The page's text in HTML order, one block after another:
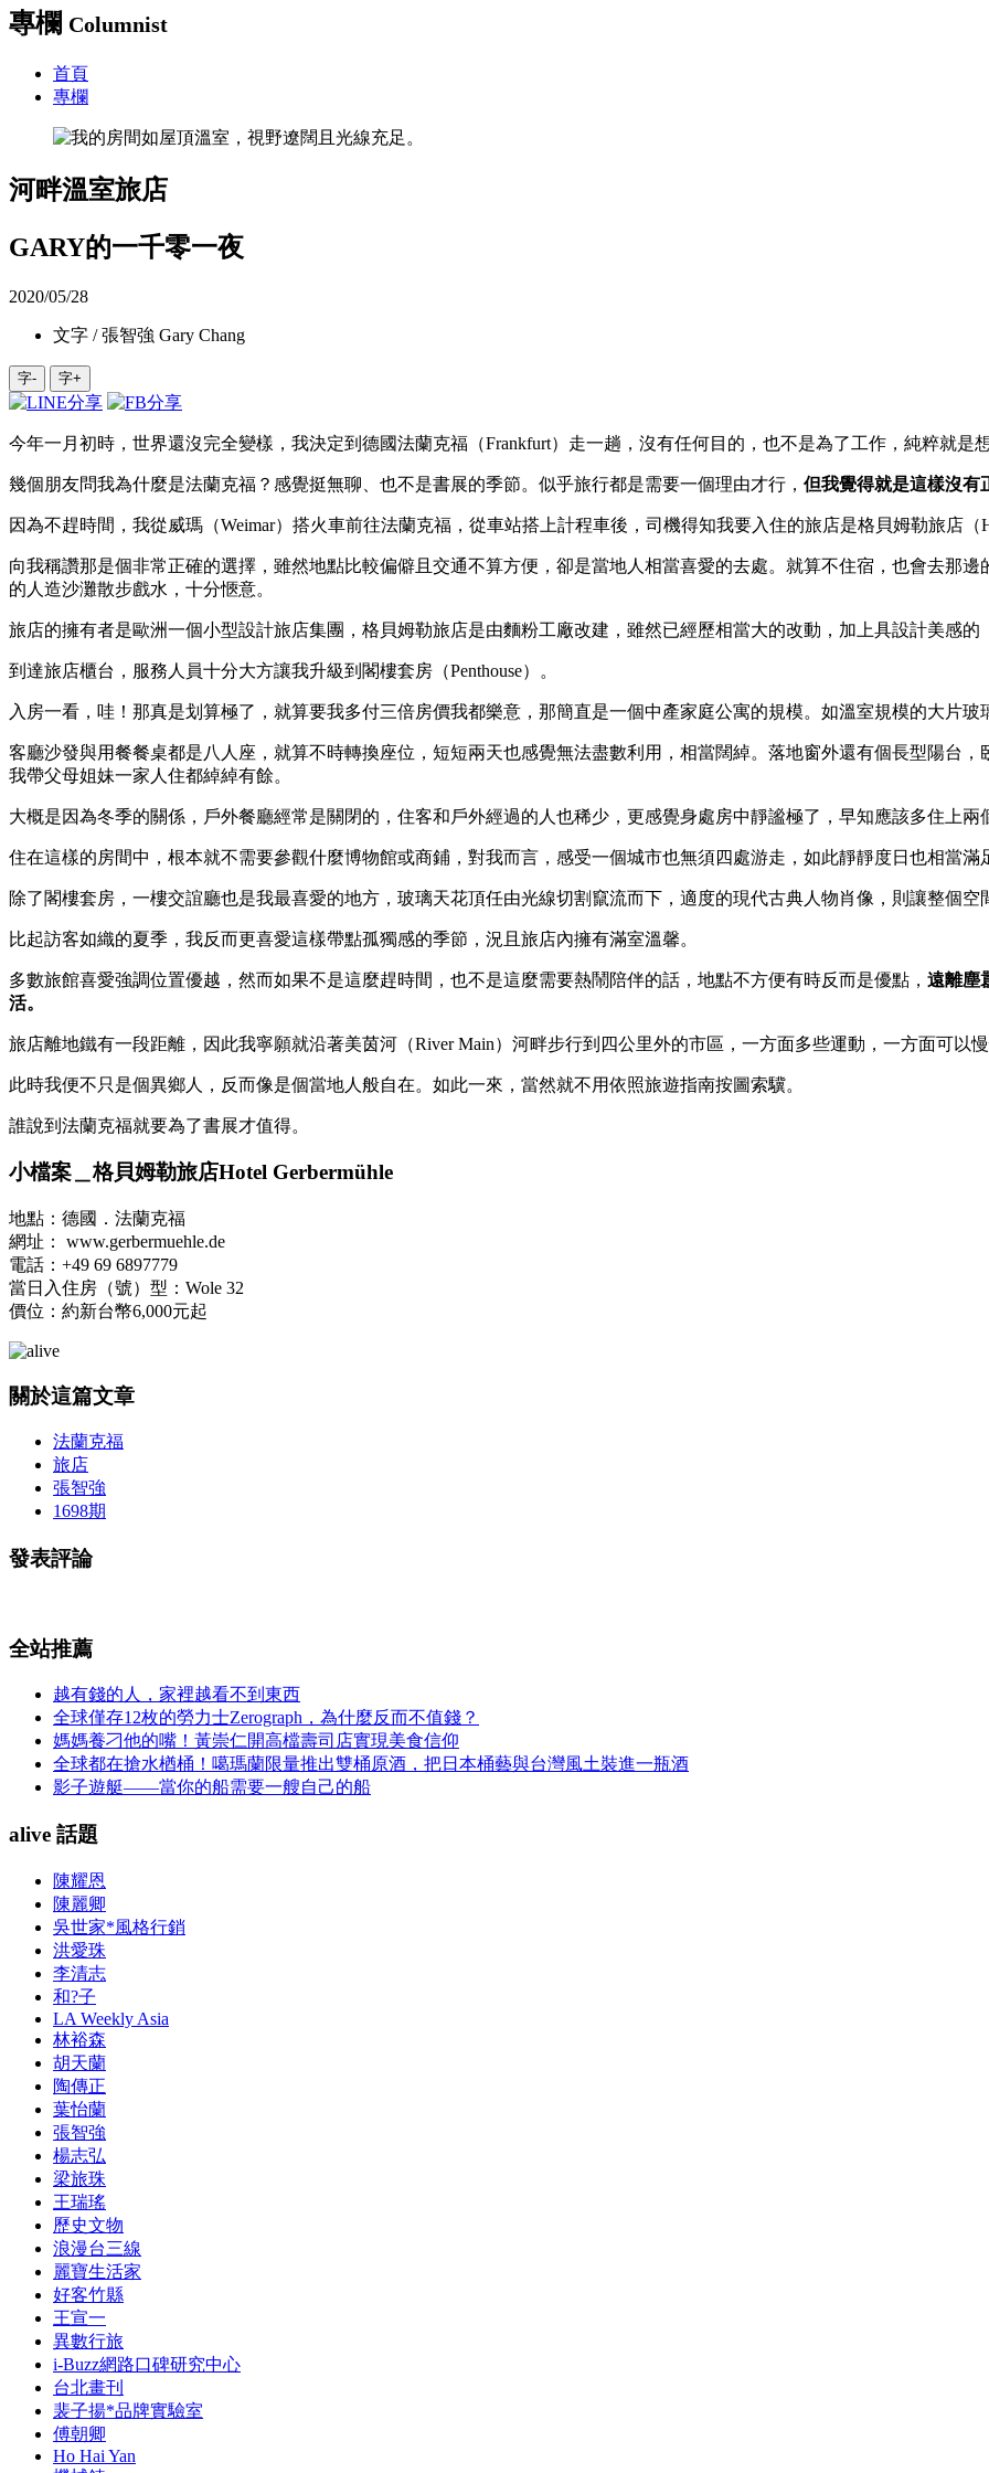
專欄 Columnist
首頁
專欄
河畔溫室旅店
GARY的一千零一夜
2020/05/28
文字 / 張智強 Gary Chang
字- 字+
今年一月初時，世界還沒完全變樣，我決定到德國法蘭克福（Frankfurt）走一趟，沒有任何目的，也不是為了工作，純粹就是
幾個朋友問我為什麼是法蘭克福？感覺挺無聊、也不是書展的季節。似乎旅行都是需要一個理由才行， 但我覺得就是這樣沒有
因為不趕時間，我從威瑪（Weimar）搭火車前往法蘭克福，從車站搭上計程車後，司機得知我要入住的旅店是格貝姆勒旅店（
向我稱讚那是個非常正確的選擇，雖然地點比較偏僻且交通不算方便，卻是當地人相當喜愛的去處。就算不住宿，也會去那
的人造沙灘散步戲水，十分愜意。
旅店的擁有者是歐洲一個小型設計旅店集團，格貝姆勒旅店是由麵粉工廠改建，雖然已經歷相當大的改動，加上具設計美感的
到達旅店櫃台，服務人員十分大方讓我升級到閣樓套房（Penthouse）。
入房一看，哇！那真是划算極了，就算要我多付三倍房價我都樂意，那簡直是一個中產家庭公寓的規模。如溫室規模的大片
客廳沙發與用餐餐桌都是八人座，就算不時轉換座位，短短兩天也感覺無法盡數利用，相當闊綽。落地窗外還有個長型陽台
我帶父母姐妹一家人住都綽綽有餘。
大概是因為冬季的關係，戶外餐廳經常是關閉的，住客和戶外經過的人也稀少，更感覺身處房中靜謐極了，早知應該多住上
住在這樣的房間中，根本就不需要參觀什麼博物館或商鋪，對我而言，感受一個城市也無須四處游走，如此靜靜度日也相當滿
除了閣樓套房，一樓交誼廳也是我最喜愛的地方，玻璃天花頂任由光線切割竄流而下，適度的現代古典人物肖像，則讓整個空
比起訪客如織的夏季，我反而更喜愛這樣帶點孤獨感的季節，況且旅店內擁有滿室溫馨。
多數旅館喜愛強調位置優越，然而如果不是這麼趕時間，也不是這麼需要熱鬧陪伴的話，地點不方便有時反而是優點， 遠離塵
活。
旅店離地鐵有一段距離，因此我寧願就沿著美茵河（River Main）河畔步行到四公里外的市區，一方面多些運動，一方面可以慢
此時我便不只是個異鄉人，反而像是個當地人般自在。如此一來，當然就不用依照旅遊指南按圖索驥。
誰說到法蘭克福就要為了書展才值得。
小檔案＿格貝姆勒旅店Hotel Gerbermühle
地點：德國．法蘭克福
網址： www.gerbermuehle.de
電話：+49 69 6897779
當日入住房（號）型：Wole 32
價位：約新台幣6,000元起
關於這篇文章
法蘭克福
旅店
張智強
1698期
發表評論
全站推薦
越有錢的人，家裡越看不到東西
全球僅存12枚的勞力士Zerograph，為什麼反而不值錢？
媽媽養刁他的嘴！黃崇仁開高檔壽司店實現美食信仰
全球都在搶水楢桶！噶瑪蘭限量推出雙桶原酒，把日本桶藝與台灣風土裝進一瓶酒
影子遊艇——當你的船需要一艘自己的船
alive 話題
陳耀恩
陳麗卿
吳世家*風格行銷
洪愛珠
李清志
和?子
LA Weekly Asia
林裕森
胡天蘭
陶傳正
葉怡蘭
張智強
楊志弘
梁旅珠
王瑞瑤
歷史文物
浪漫台三線
麗寶生活家
好客竹縣
王宣一
異數行旅
i-Buzz網路口碑研究中心
台北畫刊
裴子揚*品牌實驗室
傅朝卿
Ho Hai Yan